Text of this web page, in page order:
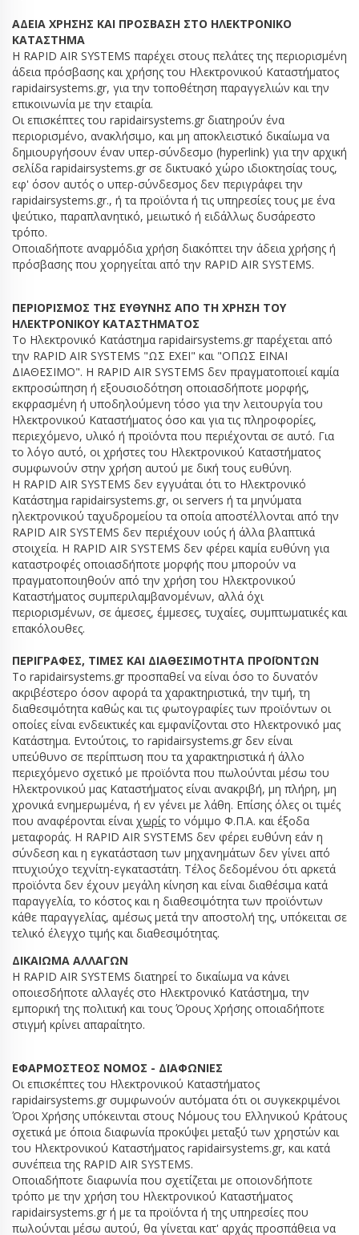
ΑΔΕΙΑ ΧΡΗΣΗΣ ΚΑΙ ΠΡΟΣΒΑΣΗ ΣΤΟ ΗΛΕΚΤΡΟΝΙΚΟ
ΚΑΤΑΣΤΗΜΑ
Η RAPID AIR SYSTEMS παρέχει στους πελάτες της περιορισμένη
άδεια πρόσβασης και χρήσης του Ηλεκτρονικού Καταστήματος
rapidairsystems.gr, για την τοποθέτηση παραγγελιών και την
επικοινωνία με την εταιρία.
Οι επισκέπτες του rapidairsystems.gr διατηρούν ένα
περιορισμένο, ανακλήσιμο, και μη αποκλειστικό δικαίωμα να
δημιουργήσουν έναν υπερ-σύνδεσμο (hyperlink) για την αρχική
σελίδα rapidairsystems.gr σε δικτυακό χώρο ιδιοκτησίας τους,
εφ' όσον αυτός ο υπερ-σύνδεσμος δεν περιγράφει την
rapidairsystems.gr., ή τα προϊόντα ή τις υπηρεσίες τους με ένα
ψεύτικο, παραπλανητικό, μειωτικό ή ειδάλλως δυσάρεστο
τρόπο.
Οποιαδήποτε αναρμόδια χρήση διακόπτει την άδεια χρήσης ή
πρόσβασης που χορηγείται από την RAPID AIR SYSTEMS.
ΠΕΡΙΟΡΙΣΜΟΣ ΤΗΣ ΕΥΘΥΝΗΣ ΑΠΟ ΤΗ ΧΡΗΣΗ ΤΟΥ
ΗΛΕΚΤΡΟΝΙΚΟΥ ΚΑΤΑΣΤΗΜΑΤΟΣ
Το Ηλεκτρονικό Κατάστημα rapidairsystems.gr παρέχεται από
την RAPID AIR SYSTEMS "ΩΣ ΕΧΕΙ" και "ΟΠΩΣ ΕΙΝΑΙ
ΔΙΑΘΕΣΙΜΟ". Η RAPID AIR SYSTEMS δεν πραγματοποιεί καμία
εκπροσώπηση ή εξουσιοδότηση οποιασδήποτε μορφής,
εκφρασμένη ή υποδηλούμενη τόσο για την λειτουργία του
Ηλεκτρονικού Καταστήματος όσο και για τις πληροφορίες,
περιεχόμενο, υλικό ή προϊόντα που περιέχονται σε αυτό. Για
το λόγο αυτό, οι χρήστες του Ηλεκτρονικού Καταστήματος
συμφωνούν στην χρήση αυτού με δική τους ευθύνη.
Η RAPID AIR SYSTEMS δεν εγγυάται ότι το Ηλεκτρονικό
Κατάστημα rapidairsystems.gr, οι servers ή τα μηνύματα
ηλεκτρονικού ταχυδρομείου τα οποία αποστέλλονται από την
RAPID AIR SYSTEMS δεν περιέχουν ιούς ή άλλα βλαπτικά
στοιχεία. Η RAPID AIR SYSTEMS δεν φέρει καμία ευθύνη για
καταστροφές οποιασδήποτε μορφής που μπορούν να
πραγματοποιηθούν από την χρήση του Ηλεκτρονικού
Καταστήματος συμπεριλαμβανομένων, αλλά όχι
περιορισμένων, σε άμεσες, έμμεσες, τυχαίες, συμπτωματικές και
επακόλουθες.
ΠΕΡΙΓΡΑΦΕΣ, ΤΙΜΕΣ ΚΑΙ ΔΙΑΘΕΣΙΜΟΤΗΤΑ ΠΡΟΪΟΝΤΩΝ
To rapidairsystems.gr προσπαθεί να είναι όσο το δυνατόν
ακριβέστερο όσον αφορά τα χαρακτηριστικά, την τιμή, τη
διαθεσιμότητα καθώς και τις φωτογραφίες των προϊόντων οι
οποίες είναι ενδεικτικές και εμφανίζονται στο Ηλεκτρονικό μας
Κατάστημα. Εντούτοις, το rapidairsystems.gr δεν είναι
υπεύθυνο σε περίπτωση που τα χαρακτηριστικά ή άλλο
περιεχόμενο σχετικό με προϊόντα που πωλούνται μέσω του
Ηλεκτρονικού μας Καταστήματος είναι ανακριβή, μη πλήρη, μη
χρονικά ενημερωμένα, ή εν γένει με λάθη. Επίσης όλες οι τιμές
που αναφέρονται είναιχωρίς το νόμιμο Φ.Π.Α. και έξοδα
μεταφοράς. Η RAPID AIR SYSTEMS δεν φέρει ευθύνη εάν η
σύνδεση και η εγκατάσταση των μηχανημάτων δεν γίνει από
πτυχιούχο τεχνίτη-εγκαταστάτη. Τέλος δεδομένου ότι αρκετά
προϊόντα δεν έχουν μεγάλη κίνηση και είναι διαθέσιμα κατά
παραγγελία, το κόστος και η διαθεσιμότητα των προϊόντων
κάθε παραγγελίας, αμέσως μετά την αποστολή της, υπόκειται σε
τελικό έλεγχο τιμής και διαθεσιμότητας.
ΔΙΚΑΙΩΜΑ ΑΛΛΑΓΩΝ
Η RAPID AIR SYSTEMS διατηρεί το δικαίωμα να κάνει
οποιεσδήποτε αλλαγές στο Ηλεκτρονικό Κατάστημα, την
εμπορική της πολιτική και τους Όρους Χρήσης οποιαδήποτε
στιγμή κρίνει απαραίτητο.
ΕΦΑΡΜΟΣΤΕΟΣ ΝΟΜΟΣ - ΔΙΑΦΩΝΙΕΣ
Οι επισκέπτες του Ηλεκτρονικού Καταστήματος
rapidairsystems.gr συμφωνούν αυτόματα ότι οι συγκεκριμένοι
Όροι Χρήσης υπόκεινται στους Νόμους του Ελληνικού Κράτους
σχετικά με όποια διαφωνία προκύψει μεταξύ των χρηστών και
του Ηλεκτρονικού Καταστήματος rapidairsystems.gr, και κατά
συνέπεια της RAPID AIR SYSTEMS.
Οποιαδήποτε διαφωνία που σχετίζεται με οποιονδήποτε
τρόπο με την χρήση του Ηλεκτρονικού Καταστήματος
rapidairsystems.gr ή με τα προϊόντα ή της υπηρεσίες που
πωλούνται μέσω αυτού, θα γίνεται κατ' αρχάς προσπάθεια να